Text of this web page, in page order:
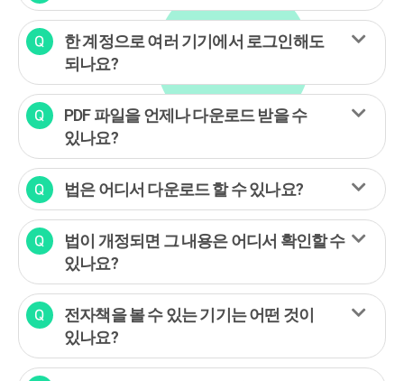
한 계정으로 여러 기기에서 로그인해도
되나요?
PDF 파일을 언제나 다운로드 받을 수
있나요?
법은 어디서 다운로드 할 수 있나요?
법이 개정되면 그 내용은 어디서 확인할 수
있나요?
전자책을 볼 수 있는 기기는 어떤 것이
있나요?